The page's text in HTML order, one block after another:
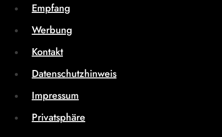
Empfang
Werbung
Kontakt
Datenschutzhinweis
Impressum
Privatsphäre